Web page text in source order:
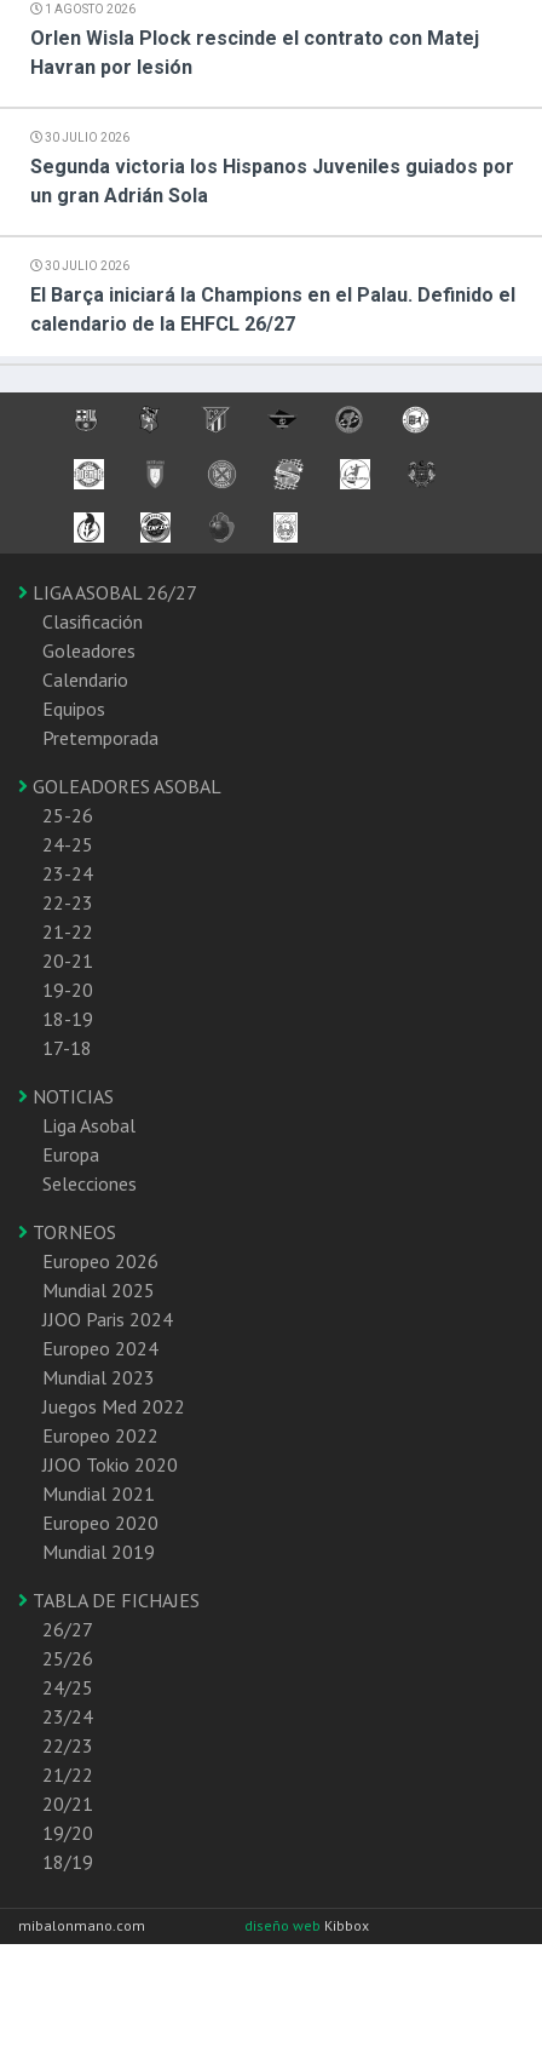
1 AGOSTO 2026
Orlen Wisla Plock rescinde el contrato con Matej
Havran por lesión
30 JULIO 2026
Segunda victoria los Hispanos Juveniles guiados por
un gran Adrián Sola
30 JULIO 2026
El Barça iniciará la Champions en el Palau. Definido el
calendario de la EHFCL 26/27
LIGA ASOBAL 26/27
Clasificación
Goleadores
Calendario
Equipos
Pretemporada
GOLEADORES ASOBAL
25-26
24-25
23-24
22-23
21-22
20-21
19-20
18-19
17-18
NOTICIAS
Liga Asobal
Europa
Selecciones
TORNEOS
Europeo 2026
Mundial 2025
JJOO Paris 2024
Europeo 2024
Mundial 2023
Juegos Med 2022
Europeo 2022
JJOO Tokio 2020
Mundial 2021
Europeo 2020
Mundial 2019
TABLA DE FICHAJES
26/27
25/26
24/25
23/24
22/23
21/22
20/21
19/20
18/19
mibalonmano.com diseño web Kibbox